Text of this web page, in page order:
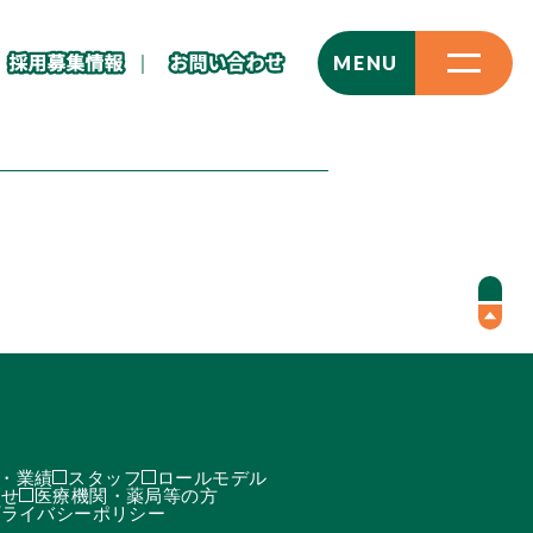
MENU
CLOSE
業績 スタッフ
ロールモデル
医療機関・薬局等の方
イバシーポリシー